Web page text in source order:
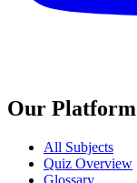
Our Platform
All Subjects
Quiz Overview